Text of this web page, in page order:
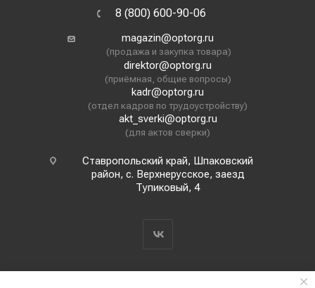
8 (800) 600-90-06
magazin@optorg.ru
(продажа и закупка товара)
direktor@optorg.ru
(приёмная, общие вопросы)
kadr@optorg.ru
(отдел кадров по трудоустройству)
akt_sverki@optorg.ru
(для актов сверки)
Ставропольский край, Шпаковский
район, с. Верхнерусское, заезд
Тупиковый, 4